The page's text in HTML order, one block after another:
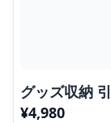
グッズ収納
¥4,980